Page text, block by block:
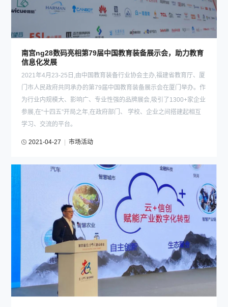
南宫ng28数码亮相第79届中国教育装备展示会，助力教育
信息化发展
2021年4月23-25日,由中国教育装备行业协会主办,福建省教育厅、厦
门市人民政府共同承办的第79届中国教育装备展示会在厦门举办。作
为行业内规模大、影响广、专业性强的品牌展会,吸引了1300+家企业
参展,在“十四五”开局之年,在政府部门、 学校、企业之间搭建起相互
学习、交流的平台。
2021-04-27 市场活动